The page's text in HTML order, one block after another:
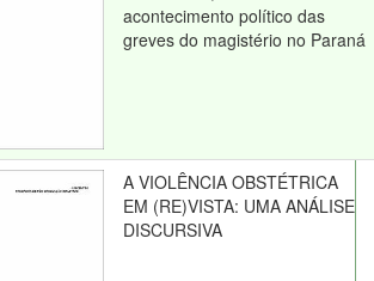
acontecimento político das
greves do magistério no Paraná
A VIOLÊNCIA OBSTÉTRICA
EM (RE)VISTA: UMA ANÁLISE
DISCURSIVA